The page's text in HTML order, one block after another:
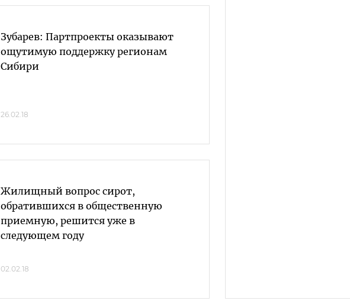
Зубарев: Партпроекты оказывают
ощутимую поддержку регионам
Сибири
26.02.18
Жилищный вопрос сирот,
обратившихся в общественную
приемную, решится уже в
следующем году
02.02.18